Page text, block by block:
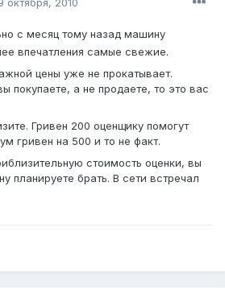
октября, 2010
с месяц тому назад машину
впечатления самые свежие.
цены уже не прокатывает.
покупаете, а не продаете, то это вас
Гривен 200 оценщику помогут
гривен на 500 и то не факт.
стоимость оценки, вы
планируете брать. В сети встречал